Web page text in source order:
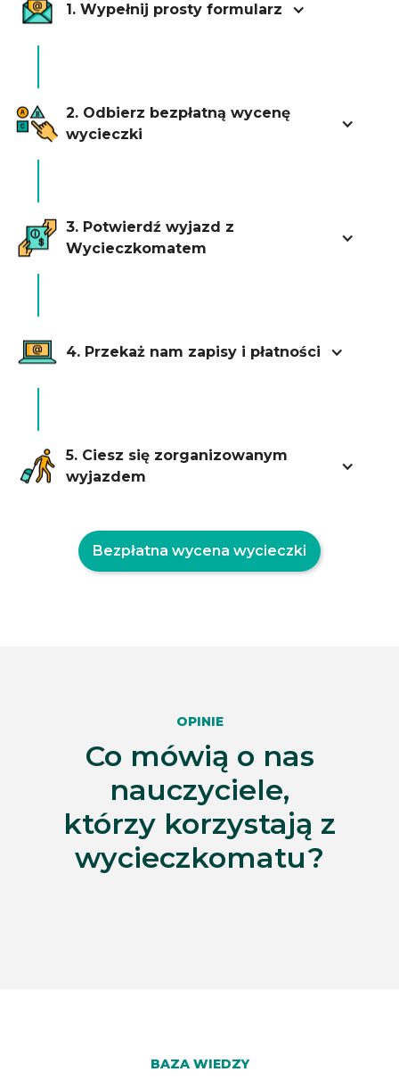
1. Wypełnij prosty formularz
2. Odbierz bezpłatną wycenę
wycieczki
3. Potwierdź wyjazd z
Wycieczkomatem
4. Przekaż nam zapisy i płatności
5. Ciesz się zorganizowanym
wyjazdem
Bezpłatna wycena wycieczki
OPINIE
Co mówią o nas
nauczyciele,
którzy korzystają z
wycieczkomatu?
BAZA WIEDZY